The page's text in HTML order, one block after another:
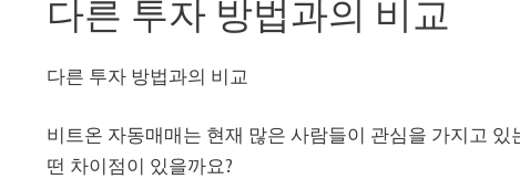
다른 투자 방법과의 비교
다른 투자 방법과의 비교
비트온 자동매매는 현재 많은 사람들이 관심을 가지고
떤 차이점이 있을까요?